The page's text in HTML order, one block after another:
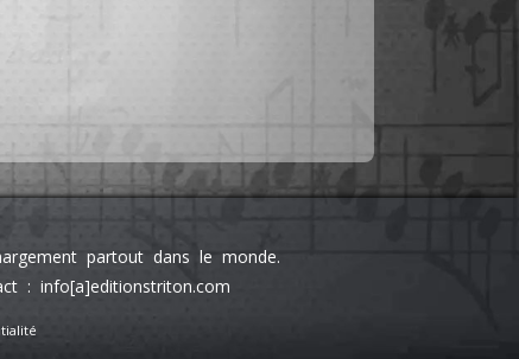
partout dans le monde.
: info[a]editionstriton.com